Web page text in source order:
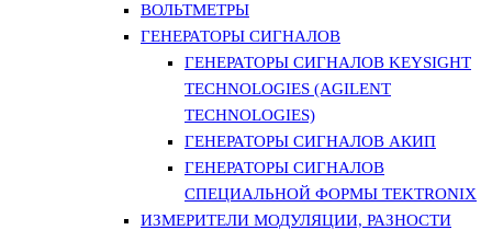
ВОЛЬТМЕТРЫ
ГЕНЕРАТОРЫ СИГНАЛОВ
ГЕНЕРАТОРЫ СИГНАЛОВ KEYSIGHT
TECHNOLOGIES (AGILENT
TECHNOLOGIES)
ГЕНЕРАТОРЫ СИГНАЛОВ АКИП
ГЕНЕРАТОРЫ СИГНАЛОВ
СПЕЦИАЛЬНОЙ ФОРМЫ TEKTRONIX
ИЗМЕРИТЕЛИ МОДУЛЯЦИИ, РАЗНОСТИ